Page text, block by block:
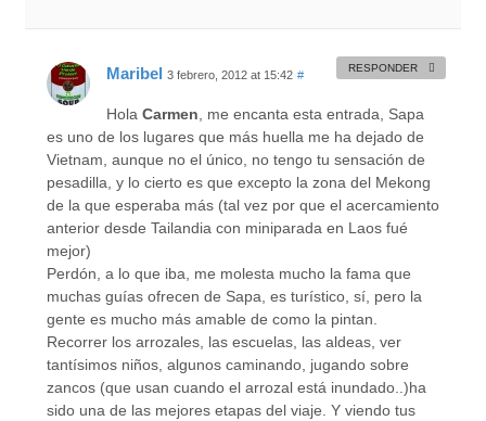
Maribel 3 febrero, 2012 at 15:42 #
Hola Carmen, me encanta esta entrada, Sapa
es uno de los lugares que más huella me ha dejado de
Vietnam, aunque no el único, no tengo tu sensación de
pesadilla, y lo cierto es que excepto la zona del Mekong
de la que esperaba más (tal vez por que el acercamiento
anterior desde Tailandia con miniparada en Laos fué
mejor)
Perdón, a lo que iba, me molesta mucho la fama que
muchas guías ofrecen de Sapa, es turístico, sí, pero la
gente es mucho más amable de como la pintan.
Recorrer los arrozales, las escuelas, las aldeas, ver
tantísimos niños, algunos caminando, jugando sobre
zancos (que usan cuando el arrozal está inundado..)ha
sido una de las mejores etapas del viaje. Y viendo tus
RESPONDER